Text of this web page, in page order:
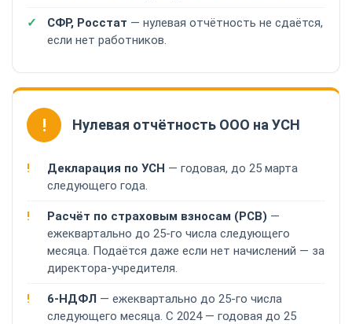
СФР, Росстат — нулевая отчётность не сдаётся,
если нет работников.
! Нулевая отчётность ООО на УСН
Декларация по УСН — годовая, до 25 марта
следующего года.
Расчёт по страховым взносам (РСВ) —
ежеквартально до 25-го числа следующего
месяца. Подаётся даже если нет начислений — за
директора-учредителя.
6-НДФЛ — ежеквартально до 25-го числа
следующего месяца. С 2024 — годовая до 25